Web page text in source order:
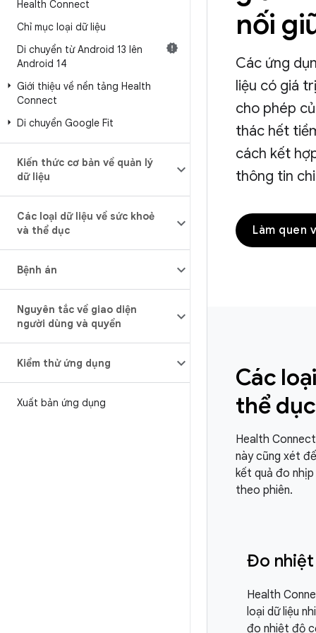
Health Connect
Chỉ mục loại dữ liệu
Di chuyển từ Android 13 lên
Android 14
Giới thiệu về nền tảng Health
Connect
Di chuyển Google Fit
Kiến thức cơ bản về quản lý
dữ liệu
Các loại dữ liệu về sức khoẻ
và thể dục
Bệnh án
Nguyên tắc về giao diện
người dùng và quyền
Kiểm thử ứng dụng
Xuất bản ứng dụng
nối
Các ứng
liệu có giá
cho phép
thác hết
cách kết
thông tin
Làm quen
Các
thể
Health
này cũng xét
kết quả đo
theo phiên.
Đo
Health
loại dữ liệu
đo nhiệt độ